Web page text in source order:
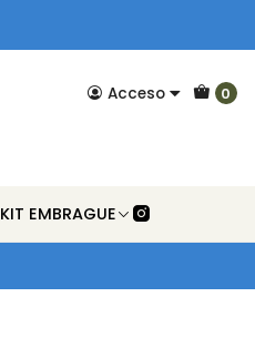
Acceso 0
KIT EMBRAGUE